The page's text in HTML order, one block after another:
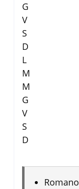
G
V
S
D
L
M
M
G
V
S
D
Romano